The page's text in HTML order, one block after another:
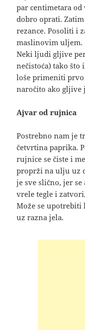
par centimetara
dobro oprati.
rezance. Posoliti i
maslinovim uljem.
Neki ljudi gljive
nečistoća) tako što
loše primeniti prvo
naročito ako gljive
Ajvar od rujnica
Postrebno nam je
četvrtina paprika.
rujnice se čiste i
proprži na ulju uz
je sve slično, jer
vrele tegle i
Može se upotrebiti
uz razna jela.